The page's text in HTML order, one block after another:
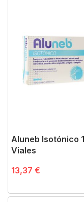
Aluneb Isotónico
Viales
13,37 €